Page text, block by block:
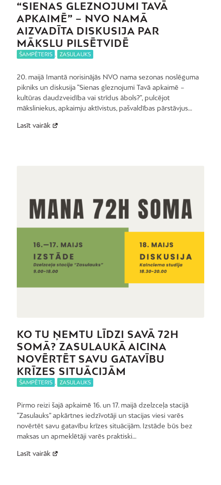
“SIENAS GLEZNOJUMI TAVĀ
APKAIMĒ” – NVO NAMĀ
AIZVADĪTA DISKUSIJA PAR
MĀKSLU PILSĒTVIDĒ
ŠAMPĒTERIS ZASULAUKS
20. maijā Imantā norisinājās NVO nama sezonas noslēguma
pikniks un diskusija “Sienas gleznojumi Tavā apkaimē –
kultūras daudzveidība vai strīdus ābols?”, pulcējot
māksliniekus, apkaimju aktīvistus, pašvaldības pārstāvjus…
Lasīt vairāk
KO TU ŅEMTU LĪDZI SAVĀ 72H
SOMĀ? ZASULAUKĀ AICINA
NOVĒRTĒT SAVU GATAVĪBU
KRĪZES SITUĀCIJĀM
ŠAMPĒTERIS ZASULAUKS
Pirmo reizi šajā apkaimē 16. un 17. maijā dzelzceļa stacijā
“Zasulauks” apkārtnes iedzīvotāji un stacijas viesi varēs
novērtēt savu gatavību krīzes situācijām. Izstāde būs bez
maksas un apmeklētāji varēs praktiski…
Lasīt vairāk